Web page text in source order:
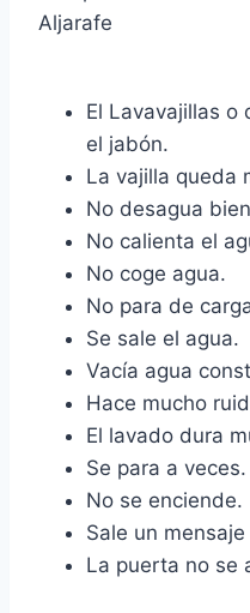
El Lavavajillas o
el jabón.
La vajilla queda
No desagua
No calienta el
No coge agua.
No para de
Se sale el agua.
Vacía agua
Hace mucho
El lavado dura
Se para a veces.
No se enciende.
Sale un
La puerta no se